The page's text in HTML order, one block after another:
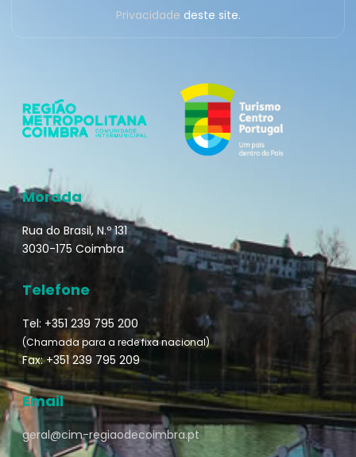
Privacidade deste site.
Morada
Rua do Brasil, N.º 131
3030-175 Coimbra
Telefone
Tel: +351 239 795 200
(Chamada para a rede fixa nacional)
Fax: +351 239 795 209
Email
geral@cim-regiaodecoimbra.pt